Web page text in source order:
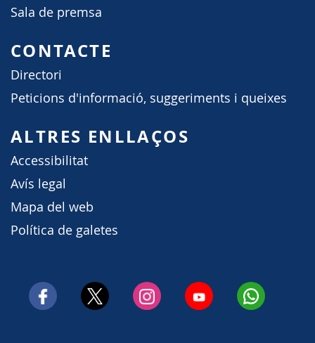
Sala de premsa
CONTACTE
Directori
Peticions d'informació, suggeriments i queixes
ALTRES ENLLAÇOS
Accessibilitat
Avís legal
Mapa del web
Política de galetes